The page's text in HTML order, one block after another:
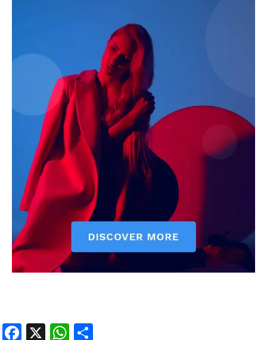
AIN NEWS 1
Contact Us
Privacy Policy
Terms of Use Agreement
Facebook
X WhatsApp
Share
Facebook
X WhatsApp